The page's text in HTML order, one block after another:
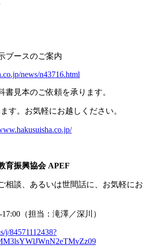
ブースのご案内
news/n43716.html
書見本のご依頼を承ります。
す。お気軽にお越しください。
育振興協会APEF
相談、あるいは世間話に、お気軽にお
17:00 （担当：滝澤／深川）
j/84571112438?